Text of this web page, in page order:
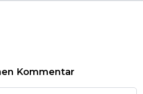
Kommentar